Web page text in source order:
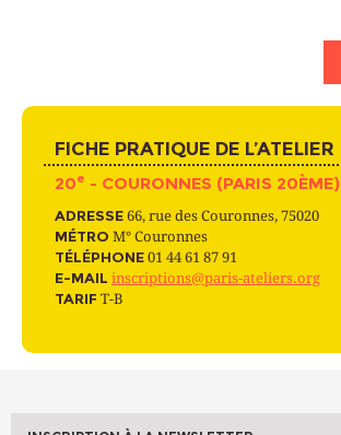
FICHE PRATIQUE DE L’ATELIER
20e - COURONNES (PARIS 20ÈME)
ADRESSE 66, rue des Couronnes, 75020
MÉTRO M° Couronnes
TÉLÉPHONE 01 44 61 87 91
E-MAIL inscriptions@paris-ateliers.org
TARIF T-B